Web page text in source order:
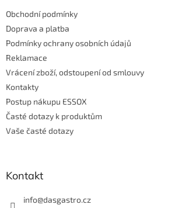
Obchodní podmínky
Doprava a platba
Podmínky ochrany osobních údajů
Reklamace
Vrácení zboží, odstoupení od smlouvy
Kontakty
Postup nákupu ESSOX
Časté dotazy k produktům
Vaše časté dotazy
Kontakt
info@dasgastro.cz